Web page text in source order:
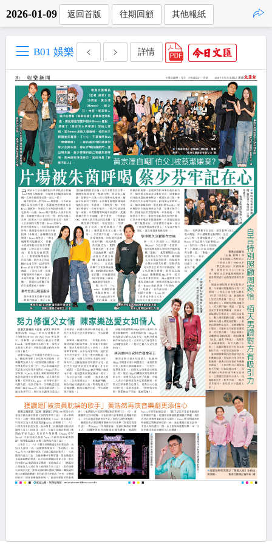
2026-01-09 返回首版 往期回顧 其他報紙
B01 娛樂 詳情